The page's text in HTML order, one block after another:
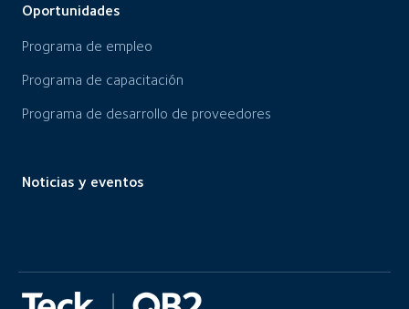
Oportunidades
Programa de empleo
Programa de capacitación
Programa de desarrollo de proveedores
Noticias y eventos